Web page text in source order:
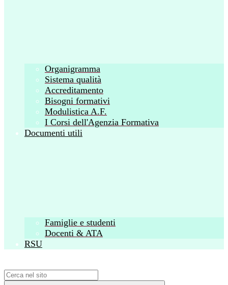
Organigramma
Sistema qualità
Accreditamento
Bisogni formativi
Modulistica A.F.
I Corsi dell'Agenzia Formativa
Documenti utili
Famiglie e studenti
Docenti & ATA
RSU